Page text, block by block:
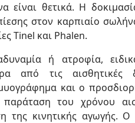
είναι θετικά. Η
στον καρπιαίο
Tinel και Phalen.
ή ατροφία,
από τις αισθητικές
και ο
του χρόνου
της κινητικής αγωγής.